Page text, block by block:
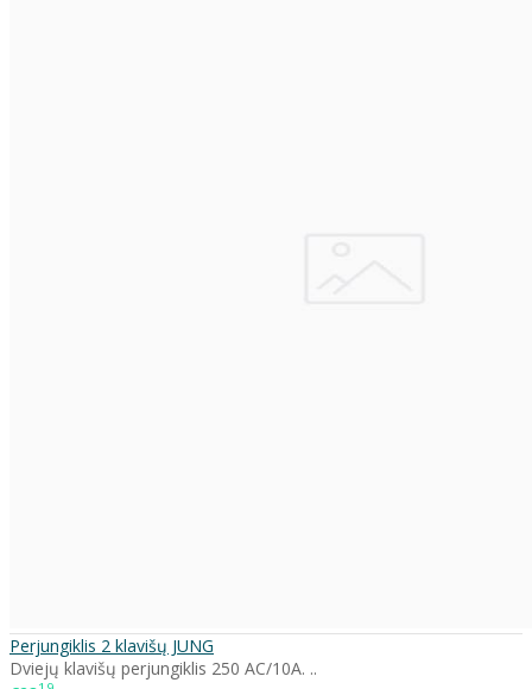
Perjungiklis 2 klavišų JUNG
Dviejų klavišų perjungiklis 250 AC/10A. ..